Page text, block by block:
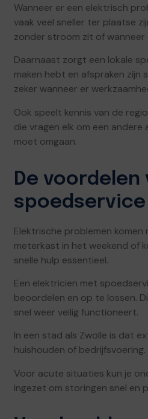
Wanneer er een elektrisch
vaak veel sneller ter plaatse
zonder stroom zit of
Daarnaast zorgt een lokale
maken hebt en afspraken
zeker wanneer er
Ook speelt kennis van de
die vragen elk om een
moet omgaan.
De
spoedservice
Elektrische problemen
meterkast in het weekend of
snelle hulp essentieel.
Een elektricien met
beoordelen en op te lossen.
snel weer veilig functioneert.
In een stad als Zwolle is dat
huishouden of
Voor acute situaties kun je
ingezet om storingen snel en